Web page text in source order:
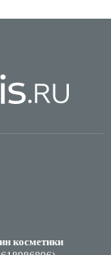
косметики